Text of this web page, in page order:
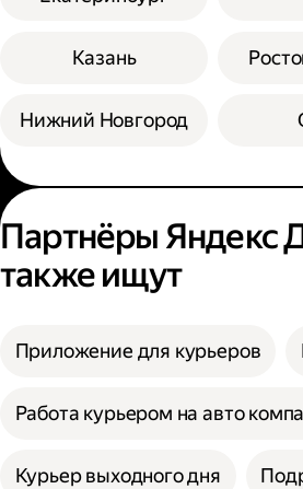
Казань
Нижний Новгород
Партнёры Яндекс
также ищут
Приложение для курьеров
Работа курьером на авто
Курьер выходного дня